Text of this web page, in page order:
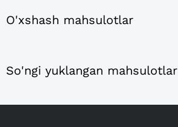
O'xshash mahsulotlar
So'ngi yuklangan mahsulotlar